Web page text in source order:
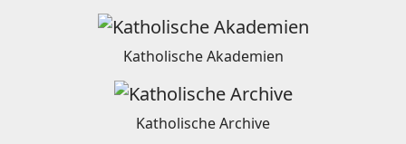
Katholische Akademien
Katholische Archive